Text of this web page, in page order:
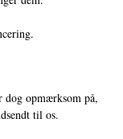
opmærksom på,
til os.